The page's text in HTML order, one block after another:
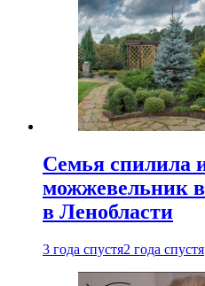
Семья спилила
можжевельник
в Ленобласти
3 года спустя2 года спустя